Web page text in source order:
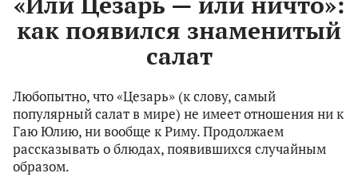
как появился знаменитый
салат
Любопытно, что «Цезарь» (к слову, самый
популярный салат в мире) не имеет отношения ни к
Гаю Юлию, ни вообще к Риму. Продолжаем
рассказывать о блюдах, появившихся случайным
образом.